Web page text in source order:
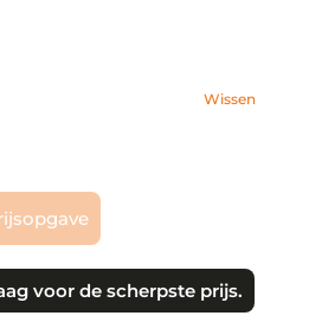
for pa_afmeting
for pa_afmeting
Wissen
voor de scherpste prijs.